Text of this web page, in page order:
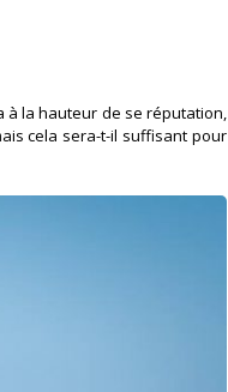
à la hauteur de se réputation,
cela sera-t-il suffisant pour